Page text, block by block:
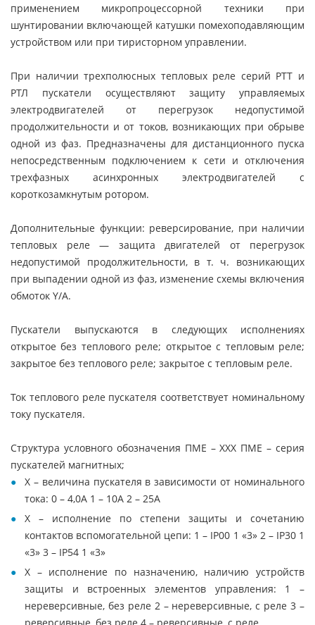
применением микропроцессорной техники при
шунтировании включающей катушки помехоподавляющим
устройством или при тиристорном управлении.
При наличии трехполюсных тепловых реле серий РТТ и
РТЛ пускатели осуществляют защиту управляемых
электродвигателей от перегрузок недопустимой
продолжительности и от токов, возникающих при обрыве
одной из фаз. Предназначены для дистанционного пуска
непосредственным подключением к сети и отключения
трехфазных асинхронных электродвигателей с
короткозамкнутым ротором.
Дополнительные функции: реверсирование, при наличии
тепловых реле — защита двигателей от перегрузок
недопустимой продолжительности, в т. ч. возникающих
при выпадении одной из фаз, изменение схемы включения
обмоток Y/A.
Пускатели выпускаются в следующих исполнениях
открытое без теплового реле; открытое с тепловым реле;
закрытое без теплового реле; закрытое с тепловым реле.
Ток теплового реле пускателя соответствует номинальному
току пускателя.
Структура условного обозначения ПМЕ – ХХХ ПМЕ – серия
пускателей магнитных;
X – величина пускателя в зависимости от номинального
тока: 0 – 4,0А 1 – 10А 2 – 25А
X – исполнение по степени защиты и сочетанию
контактов вспомогательной цепи: 1 – IP00 1 «3» 2 – IP30 1
«3» 3 – IP54 1 «3»
X – исполнение по назначению, наличию устройств
защиты и встроенных элементов управления: 1 –
нереверсивные, без реле 2 – нереверсивные, с реле 3 –